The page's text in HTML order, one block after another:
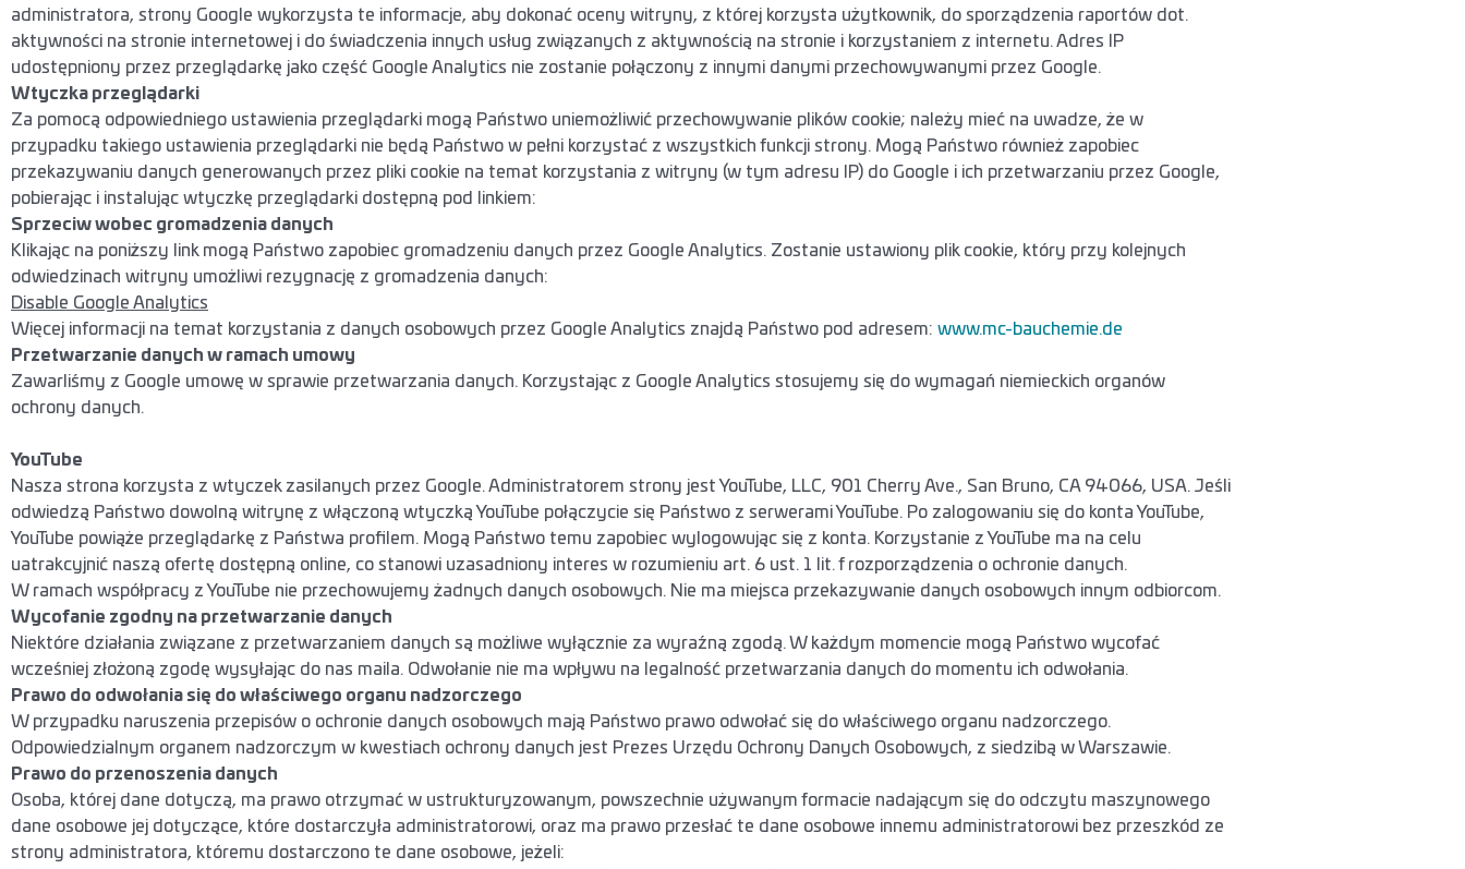
administratora, strony Google wykorzysta te informacje, aby dokonać oceny witryny, z której korzysta użytkownik, do sporządzenia raportów dot.
aktywności na stronie internetowej i do świadczenia innych usług związanych z aktywnością na stronie i korzystaniem z internetu. Adres IP
udostępniony przez przeglądarkę jako część Google Analytics nie zostanie połączony z innymi danymi przechowywanymi przez Google.
Wtyczka przeglądarki
Za pomocą odpowiedniego ustawienia przeglądarki mogą Państwo uniemożliwić przechowywanie plików cookie; należy mieć na uwadze, że w
przypadku takiego ustawienia przeglądarki nie będą Państwo w pełni korzystać z wszystkich funkcji strony. Mogą Państwo również zapobiec
przekazywaniu danych generowanych przez pliki cookie na temat korzystania z witryny (w tym adresu IP) do Google i ich przetwarzaniu przez Google,
pobierając i instalując wtyczkę przeglądarki dostępną pod linkiem:
Sprzeciw wobec gromadzenia danych
Klikając na poniższy link mogą Państwo zapobiec gromadzeniu danych przez Google Analytics. Zostanie ustawiony plik cookie, który przy kolejnych
odwiedzinach witryny umożliwi rezygnację z gromadzenia danych:
Disable Google Analytics
Więcej informacji na temat korzystania z danych osobowych przez Google Analytics znajdą Państwo pod adresem: www.mc-bauchemie.de
Przetwarzanie danych w ramach umowy
Zawarliśmy z Google umowę w sprawie przetwarzania danych. Korzystając z Google Analytics stosujemy się do wymagań niemieckich organów
ochrony danych.
YouTube
Nasza strona korzysta z wtyczek zasilanych przez Google. Administratorem strony jest YouTube, LLC, 901 Cherry Ave., San Bruno, CA 94066, USA. Jeśli
odwiedzą Państwo dowolną witrynę z włączoną wtyczką YouTube połączycie się Państwo z serwerami YouTube. Po zalogowaniu się do konta YouTube,
YouTube powiąże przeglądarkę z Państwa profilem. Mogą Państwo temu zapobiec wylogowując się z konta. Korzystanie z YouTube ma na celu
uatrakcyjnić naszą ofertę dostępną online, co stanowi uzasadniony interes w rozumieniu art. 6 ust. 1 lit. f rozporządzenia o ochronie danych.
W ramach współpracy z YouTube nie przechowujemy żadnych danych osobowych. Nie ma miejsca przekazywanie danych osobowych innym odbiorcom.
Wycofanie zgodny na przetwarzanie danych
Niektóre działania związane z przetwarzaniem danych są możliwe wyłącznie za wyraźną zgodą. W każdym momencie mogą Państwo wycofać
wcześniej złożoną zgodę wysyłając do nas maila. Odwołanie nie ma wpływu na legalność przetwarzania danych do momentu ich odwołania.
Prawo do odwołania się do właściwego organu nadzorczego
W przypadku naruszenia przepisów o ochronie danych osobowych mają Państwo prawo odwołać się do właściwego organu nadzorczego.
Odpowiedzialnym organem nadzorczym w kwestiach ochrony danych jest Prezes Urzędu Ochrony Danych Osobowych, z siedzibą w Warszawie.
Prawo do przenoszenia danych
Osoba, której dane dotyczą, ma prawo otrzymać w ustrukturyzowanym, powszechnie używanym formacie nadającym się do odczytu maszynowego
dane osobowe jej dotyczące, które dostarczyła administratorowi, oraz ma prawo przesłać te dane osobowe innemu administratorowi bez przeszkód ze
strony administratora, któremu dostarczono te dane osobowe, jeżeli: